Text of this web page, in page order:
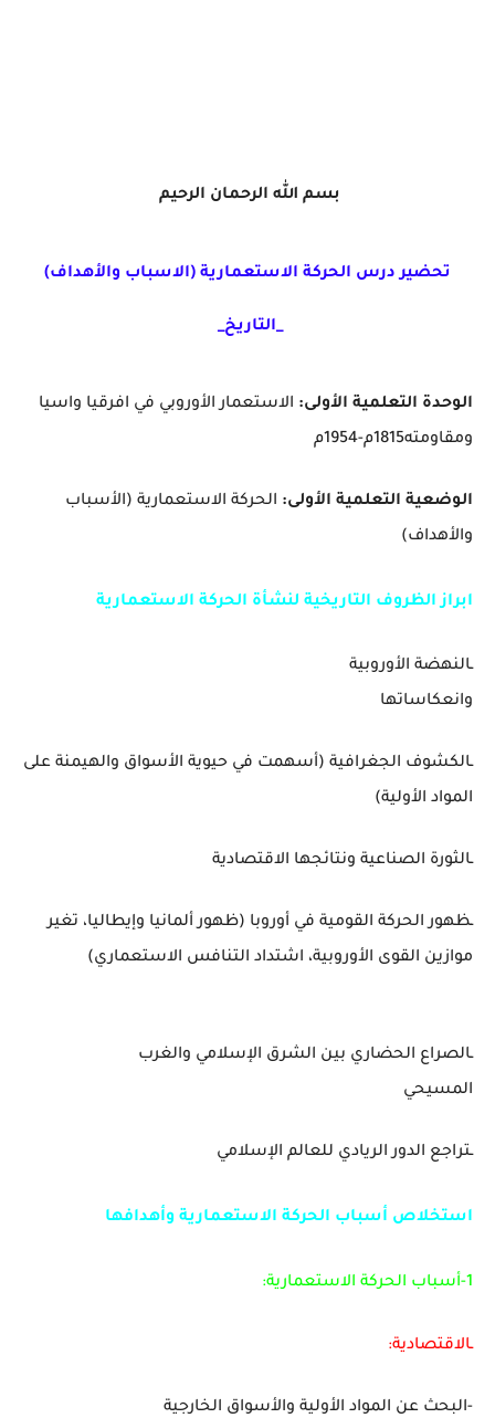
بسم الله الرحمان الرحيم
تحضير درس الحركة الاستعمارية (الاسباب والأهداف)
_التاريخ_
الوحدة التعلمية الأولى: الاستعمار الأوروبي في افرقيا واسيا
ومقاومته1815م-1954م
الوضعية التعلمية الأولى: الحركة الاستعمارية (الأسباب
والأهداف)
ابراز الظروف التاريخية لنشأة الحركة الاستعمارية
ـالنهضة الأوروبية
وانعكاساتها
ـالكشوف الجغرافية (أسهمت في حيوية الأسواق والهيمنة على
المواد الأولية)
ـالثورة الصناعية ونتائجها الاقتصادية
ـظهور الحركة القومية في أوروبا (ظهور ألمانيا وإيطاليا، تغير
موازين القوى الأوروبية، اشتداد التنافس الاستعماري)
ـالصراع الحضاري بين الشرق الإسلامي والغرب
المسيحي
ـتراجع الدور الريادي للعالم الإسلامي
استخلاص أسباب الحركة الاستعمارية وأهدافها
1-أسباب الحركة الاستعمارية:
ـالاقتصادية:
-البحث عن المواد الأولية والأسواق الخارجية